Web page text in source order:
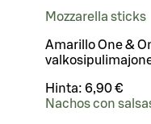
Mozzarella sticks
Amarillo One &
Hinta: 6,90 €
Nachos con